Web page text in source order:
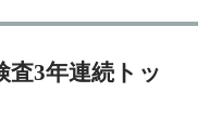
査3年連続トッ